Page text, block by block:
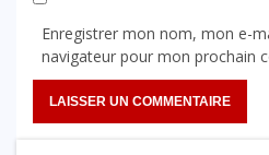
Enregistrer mon nom, mon e-
navigateur pour mon prochain